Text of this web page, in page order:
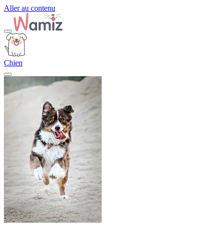
Aller au contenu
Chien